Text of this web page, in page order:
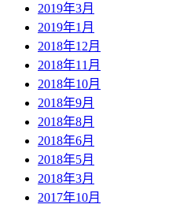
2019年3月
2019年1月
2018年12月
2018年11月
2018年10月
2018年9月
2018年8月
2018年6月
2018年5月
2018年3月
2017年10月